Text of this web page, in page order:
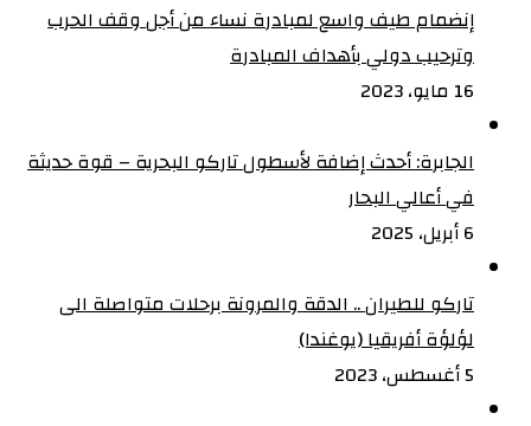
إنضمام طيف واسع لمبادرة نساء من أجل وقف الحرب
وترحيب دولي بأهداف المبادرة
16 مايو، 2023
الجابرة: أحدث إضافة لأسطول تاركو البحرية – قوة حديثة
في أعالي البحار
6 أبريل، 2025
تاركو للطيران .. الدقة والمرونة برحلات متواصلة الى
لؤلؤة أفريقيا (يوغندا)
5 أغسطس، 2023